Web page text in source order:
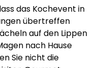
das Kochevent in
übertreffen
auf den Lippen
nach Hause
Sie nicht die